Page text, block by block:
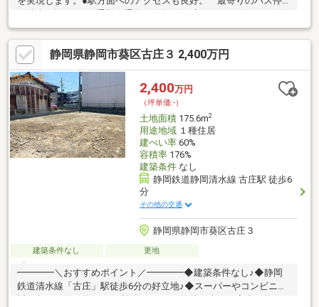
がラクになる住環境。 スーパー・コンビニ・ドラッグストアが
徒歩圏に揃っています。●公園や医療施設も充実。 日々の暮ら
しに安心と快適をもたらす、バランスの良い住環境です。
静岡県静岡市葵区古庄３ 2,400万円
2,400万円
（坪単価:-）
土地面積175.6m2
用途地域１種住居
建ぺい率60%
容積率176%
建築条件なし
静岡鉄道静岡清水線 古庄駅 徒歩6
分
その他の交通
静岡県静岡市葵区古庄３
建築条件なし 更地
━━━━＼おすすめポイント／━━━━◆建築条件なし♪◆静岡
鉄道清水線「古庄」駅徒歩6分の好立地♪◆スーパーやコンビニが